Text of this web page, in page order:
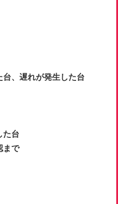
、遅れが発生した台
た台
まで